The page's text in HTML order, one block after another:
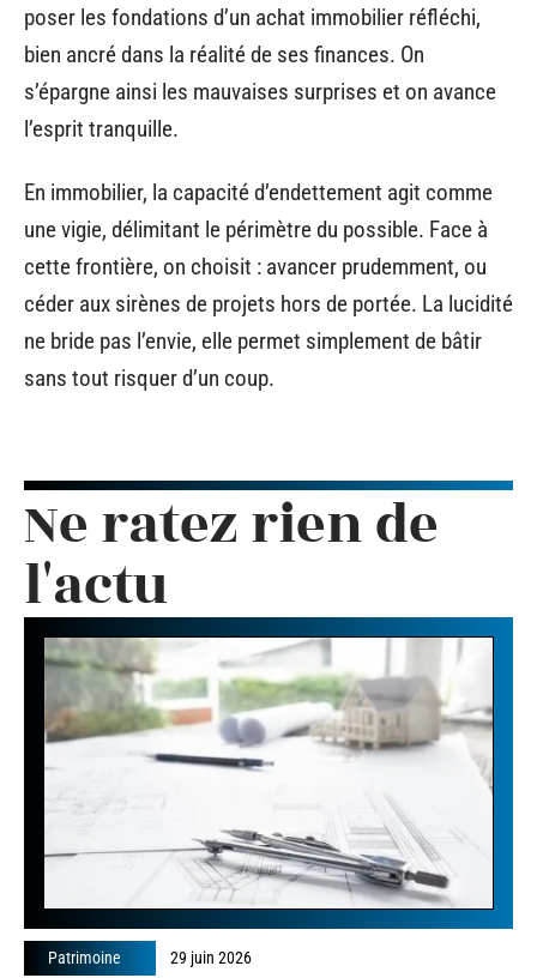
poser les fondations d’un achat immobilier réfléchi,
bien ancré dans la réalité de ses finances. On
s’épargne ainsi les mauvaises surprises et on avance
l’esprit tranquille.
En immobilier, la capacité d’endettement agit comme
une vigie, délimitant le périmètre du possible. Face à
cette frontière, on choisit : avancer prudemment, ou
céder aux sirènes de projets hors de portée. La lucidité
ne bride pas l’envie, elle permet simplement de bâtir
sans tout risquer d’un coup.
Ne ratez rien de
l'actu
Patrimoine 29 juin 2026